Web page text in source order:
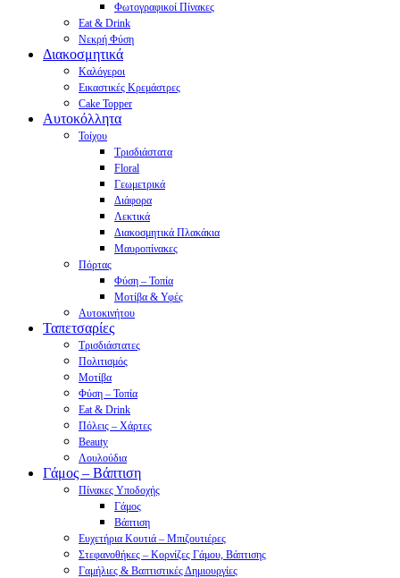
Φωτογραφικοί Πίνακες
Eat & Drink
Νεκρή Φύση
Διακοσμητικά
Καλόγεροι
Εικαστικές Κρεμάστρες
Cake Topper
Αυτοκόλλητα
Τοίχου
Τρισδιάστατα
Floral
Γεωμετρικά
Διάφορα
Λεκτικά
Διακοσμητικά Πλακάκια
Μαυροπίνακες
Πόρτας
Φύση – Τοπία
Μοτίβα & Υφές
Αυτοκινήτου
Ταπετσαρίες
Τρισδιάστατες
Πολιτισμός
Μοτίβα
Φύση – Τοπία
Eat & Drink
Πόλεις – Χάρτες
Beauty
Λουλούδια
Γάμος – Βάπτιση
Πίνακες Υποδοχής
Γάμος
Βάπτιση
Ευχετήρια Κουτιά – Μπιζουτιέρες
Στεφανοθήκες – Κορνίζες Γάμου, Βάπτισης
Γαμήλιες & Βαπτιστικές Δημιουργίες